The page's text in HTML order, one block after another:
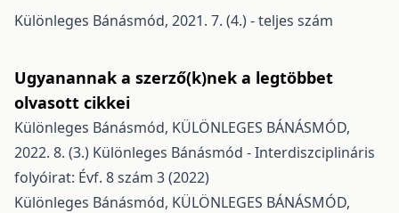
Különleges Bánásmód, 2021. 7. (4.) - teljes szám
Ugyanannak a szerző(k)nek a legtöbbet
olvasott cikkei
Különleges Bánásmód, KÜLÖNLEGES BÁNÁSMÓD,
2022. 8. (3.) Különleges Bánásmód - Interdiszciplináris
folyóirat: Évf. 8 szám 3 (2022)
Különleges Bánásmód, KÜLÖNLEGES BÁNÁSMÓD,